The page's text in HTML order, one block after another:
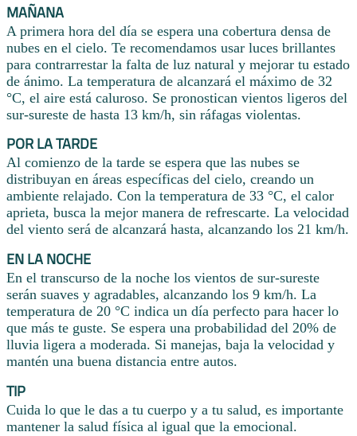
MAÑANA
A primera hora del día se espera una cobertura densa de
nubes en el cielo. Te recomendamos usar luces brillantes
para contrarrestar la falta de luz natural y mejorar tu estado
de ánimo. La temperatura de alcanzará el máximo de 32
°C, el aire está caluroso. Se pronostican vientos ligeros del
sur-sureste de hasta 13 km/h, sin ráfagas violentas.
POR LA TARDE
Al comienzo de la tarde se espera que las nubes se
distribuyan en áreas específicas del cielo, creando un
ambiente relajado. Con la temperatura de 33 °C, el calor
aprieta, busca la mejor manera de refrescarte. La velocidad
del viento será de alcanzará hasta, alcanzando los 21 km/h.
EN LA NOCHE
En el transcurso de la noche los vientos de sur-sureste
serán suaves y agradables, alcanzando los 9 km/h. La
temperatura de 20 °C indica un día perfecto para hacer lo
que más te guste. Se espera una probabilidad del 20% de
lluvia ligera a moderada. Si manejas, baja la velocidad y
mantén una buena distancia entre autos.
TIP
Cuida lo que le das a tu cuerpo y a tu salud, es importante
mantener la salud física al igual que la emocional.